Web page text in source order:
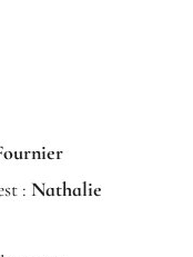
: Nathalie